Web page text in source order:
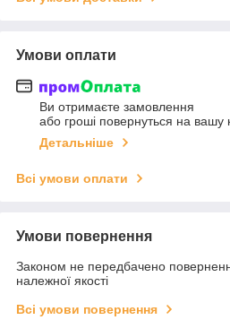
Умови оплати
Ви отримаєте замовлення
або гроші повернуться на вашу
Детальніше
Всі умови оплати
Умови повернення
Законом не передбачено
належної якості
Всі умови повернення